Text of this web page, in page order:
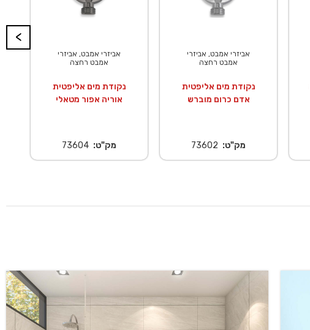
אביזרי אמבט, אביזרי
אמבט רחצה
נקודת מים אליפטית
אדם כרום מוברש
מק"ט: 73602
אביזרי אמבט, אביזרי
אמבט רחצה
נקודת מים אליפטית
אוריה אפור מטאלי
מק"ט: 73604
<